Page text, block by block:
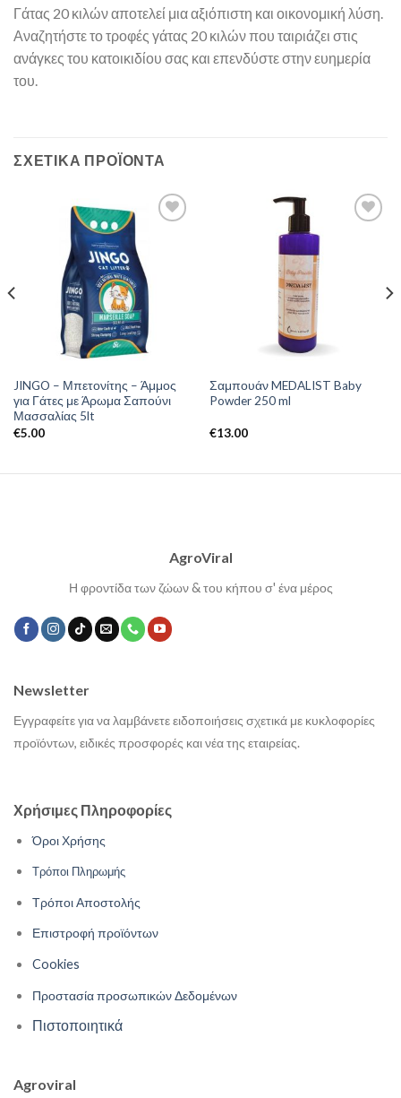
Γάτας 20 κιλών αποτελεί μια αξιόπιστη και οικονομική λύση.
Αναζητήστε το τροφές γάτας 20 κιλών που ταιριάζει στις
ανάγκες του κατοικιδίου σας και επενδύστε στην ευημερία
του.
ΣΧΕΤΙΚΆ ΠΡΟΪΌΝΤΑ
JINGO – Μπετονίτης – Άμμος
για Γάτες με Άρωμα Σαπούνι
Μασσαλίας 5lt
€5.00
Σαμπουάν MEDALIST Baby
Powder 250 ml
€13.00
AgroViral
Η φροντίδα των ζώων & του κήπου σ' ένα μέρος
Χρήσιμες Πληροφορίες
Όροι Χρήσης
Τρόποι Πληρωμής
Τρόποι Αποστολής
Επιστροφή προϊόντων
Cookies
Προστασία προσωπικών Δεδομένων
Πιστοποιητικά
Agroviral
Newsletter
Εγγραφείτε για να λαμβάνετε ειδοποιήσεις σχετικά με κυκλοφορίες
προϊόντων, ειδικές προσφορές και νέα της εταιρείας.